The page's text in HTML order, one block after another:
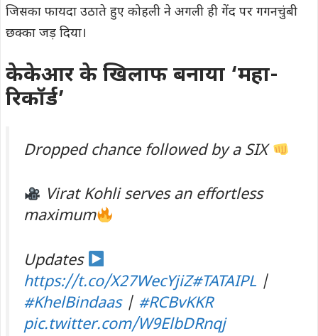
जिसका फायदा उठाते हुए कोहली ने अगली ही गेंद पर गगनचुंबी
छक्का जड़ दिया।
केकेआर के खिलाफ बनाया ‘महा-
रिकॉर्ड’
Dropped chance followed by a SIX
Virat Kohli serves an effortless
maximum
Updates
https://t.co/X27WecYjiZ#TATAIPL |
#KhelBindaas| #RCBvKKR
pic.twitter.com/W9ElbDRnqj